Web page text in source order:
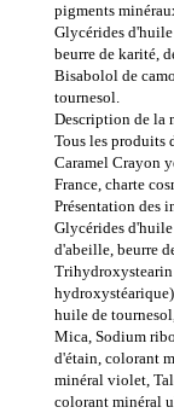
pigments
Glycérides
beurre de karité,
Bisabolol de
tournesol.
Description de la
Tous les produits
Caramel Crayon
France, charte
Présentation des
Glycérides
d'abeille, beurre
huile de
Mica, Sodium
d'étain, colorant
minéral violet,
colorant minéral